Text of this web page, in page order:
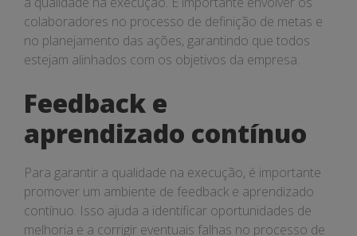
colaboradores no processo de definição de metas e
no planejamento das ações, garantindo que todos
estejam alinhados com os objetivos da empresa.
Feedback e
aprendizado contínuo
Para garantir a qualidade na execução, é importante
promover um ambiente de feedback e aprendizado
contínuo. Isso ajuda a identificar oportunidades de
melhoria e a corrigir eventuais falhas no processo de